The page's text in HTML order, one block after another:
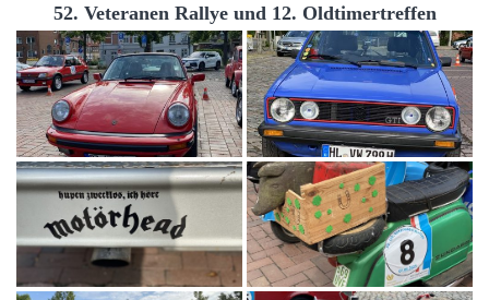
52. Veteranen Rallye und 12. Oldtimertreffen